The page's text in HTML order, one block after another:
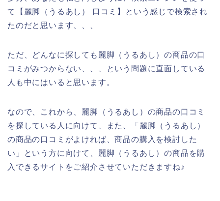
て【麗脚（うるあし） 口コミ】という感じで検索され
たのだと思います、、、
ただ、どんなに探しても麗脚（うるあし）の商品の口
コミがみつからない、、、という問題に直面している
人も中にはいると思います。
なので、これから、麗脚（うるあし）の商品の口コミ
を探している人に向けて、また、「麗脚（うるあし）
の商品の口コミがよければ、商品の購入を検討した
い」という方に向けて、麗脚（うるあし）の商品を購
入できるサイトをご紹介させていただきますね♪